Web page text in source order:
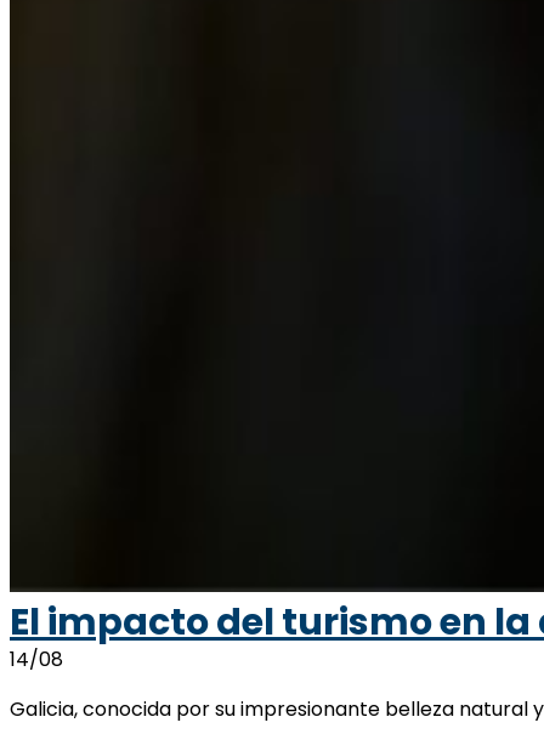
El impacto del turismo en
14/08
Galicia, conocida por su impresionante belleza natural